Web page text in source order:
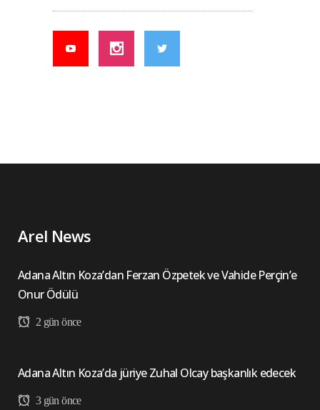
Arel News
Adana Altın Koza’dan Ferzan Özpetek ve Vahide Perçin’e
Onur Ödülü
2 gün önce
Adana Altın Koza’da jüriye Zuhal Olcay başkanlık edecek
3 gün önce